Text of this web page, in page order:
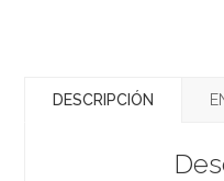
DESCRIPCIÓN